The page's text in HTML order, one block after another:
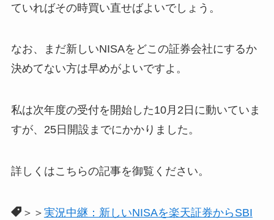
ていればその時買い直せばよいでしょう。
なお、まだ新しいNISAをどこの証券会社にするか
決めてない方は早めがよいですよ。
私は次年度の受付を開始した10月2日に動いていま
すが、25日開設までにかかりました。
詳しくはこちらの記事を御覧ください。
＞＞ 実況中継：新しいNISAを楽天証券からSBI